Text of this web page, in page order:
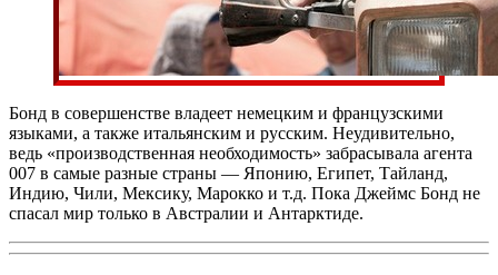
Бонд в совершенстве владеет немецким и французскими
языками, а также итальянским и русским. Неудивительно,
ведь «производственная необходимость» забрасывала агента
007 в самые разные страны — Японию, Египет, Тайланд,
Индию, Чили, Мексику, Марокко и т.д. Пока Джеймс Бонд не
спасал мир только в Австралии и Антарктиде.